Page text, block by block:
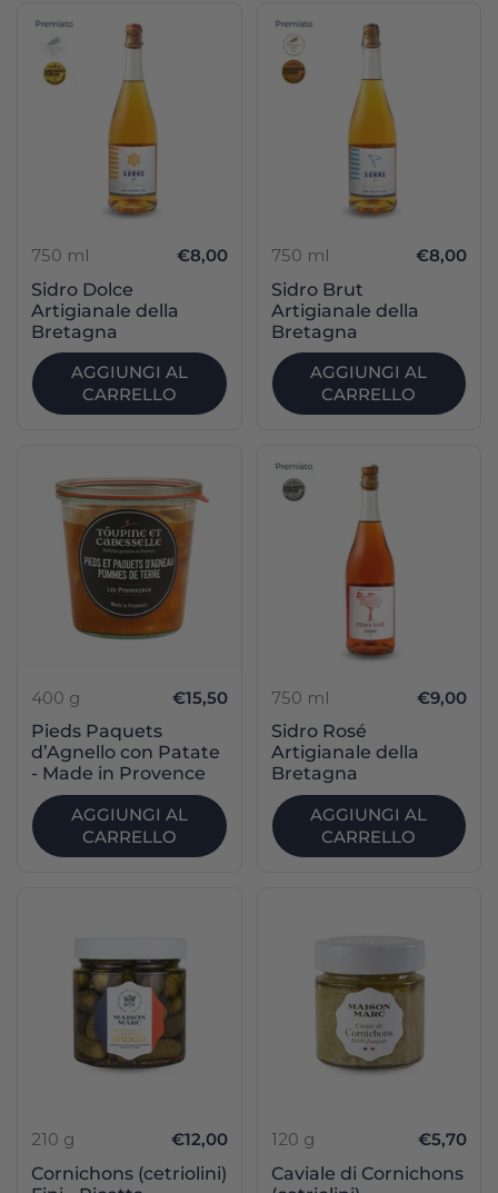
750 ml
€8,00
Sidro Dolce
Artigianale della
Bretagna
AGGIUNGI AL
CARRELLO
750 ml
€8,00
Sidro Brut
Artigianale della
Bretagna
AGGIUNGI AL
CARRELLO
400 g
€15,50
Pieds Paquets
d’Agnello con Patate
- Made in Provence
AGGIUNGI AL
CARRELLO
750 ml
€9,00
Sidro Rosé
Artigianale della
Bretagna
AGGIUNGI AL
CARRELLO
210 g
€12,00
Cornichons (cetriolini)
120 g
€5,70
Caviale di Cornichons